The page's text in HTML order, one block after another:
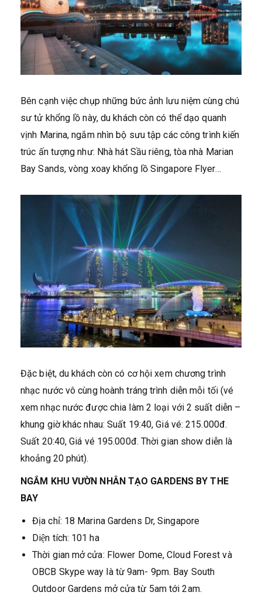
Bên cạnh việc chụp những bức ảnh lưu niệm cùng chú
sư tử khổng lồ này, du khách còn có thể dạo quanh
vịnh Marina, ngắm nhìn bộ sưu tập các công trình kiến
trúc ấn tượng như: Nhà hát Sầu riêng, tòa nhà Marian
Bay Sands, vòng xoay khổng lồ Singapore Flyer…
Đặc biệt, du khách còn có cơ hội xem chương trình
nhạc nước vô cùng hoành tráng trình diễn mỗi tối (vé
xem nhạc nước được chia làm 2 loại với 2 suất diễn –
khung giờ khác nhau: Suất 19:40, Giá vé: 215.000đ.
Suất 20:40, Giá vé 195.000đ. Thời gian show diễn là
khoảng 20 phút).
NGẮM KHU VƯỜN NHÂN TẠO GARDENS BY THE
BAY
Địa chỉ: 18 Marina Gardens Dr, Singapore
Diện tích: 101 ha
Thời gian mở cửa: Flower Dome, Cloud Forest và
OBCB Skype way là từ 9am- 9pm. Bay South
Outdoor Gardens mở cửa từ 5am tới 2am.